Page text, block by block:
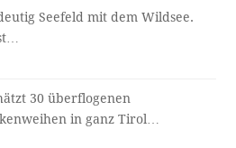
Seefeld mit dem Wildsee.
30 überflogenen
in ganz Tirol…